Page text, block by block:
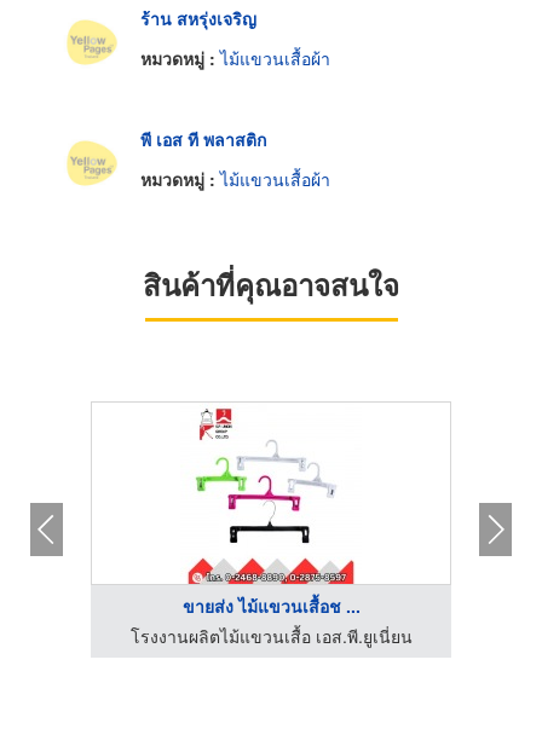
ร้าน สหรุ่งเจริญ
หมวดหมู่ :ไม้แขวนเสื้อผ้า
พี เอส ที พลาสติก
หมวดหมู่ :ไม้แขวนเสื้อผ้า
สินค้าที่คุณอาจสนใจ
ขายส่ง ไม้แขวนเสื้อช ...
โรงงานผลิตไม้แขวนเสื้อ เอส.พี.ยูเนี่ยน